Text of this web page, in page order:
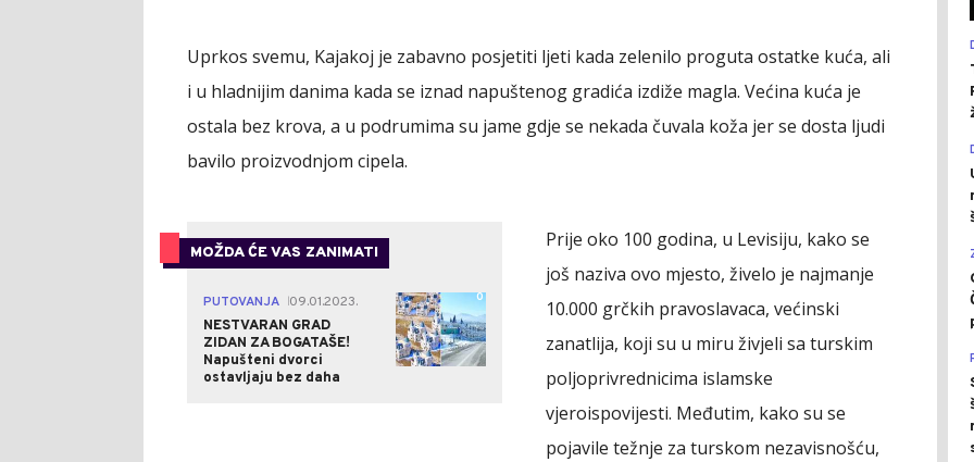
Uprkos svemu, Kajakoj je zabavno posjetiti ljeti kada zelenilo proguta ostatke kuća, ali
i u hladnijim danima kada se iznad napuštenog gradića izdiže magla. Većina kuća je
ostala bez krova, a u podrumima su jame gdje se nekada čuvala koža jer se dosta ljudi
bavilo proizvodnjom cipela.
MOŽDA ĆE VAS ZANIMATI
PUTOVANJA
09.01.2023.
NESTVARAN GRAD
ZIDAN ZA BOGATAŠE!
Napušteni dvorci
ostavljaju bez daha
0
Prije oko 100 godina, u Levisiju, kako se
još naziva ovo mjesto, živelo je najmanje
10.000 grčkih pravoslavaca, većinski
zanatlija, koji su u miru živjeli sa turskim
poljoprivrednicima islamske
vjeroispovijesti. Međutim, kako su se
pojavile težnje za turskom nezavisnošću,